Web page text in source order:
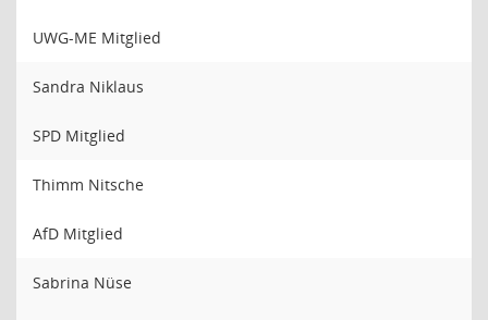
UWG-ME Mitglied
Sandra Niklaus
SPD Mitglied
Thimm Nitsche
AfD Mitglied
Sabrina Nüse